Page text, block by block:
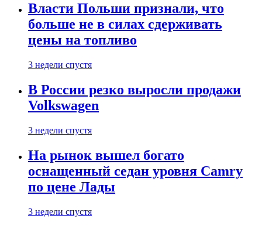
Власти Польши признали, что
больше не в силах сдерживать
цены на топливо
3 недели спустя
В России резко выросли продажи
Volkswagen
3 недели спустя
На рынок вышел богато
оснащенный седан уровня Camry
по цене Лады
3 недели спустя